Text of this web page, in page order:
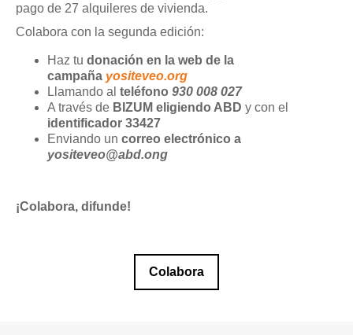
pago de 27 alquileres de vivienda.
Colabora con la segunda edición:
Haz tu donación en la web de la
campaña yositeveo.org
Llamando al teléfono 930 008 027
A través de BIZUM eligiendo ABD y con el
identificador 33427
Enviando un correo electrónico a
yositeveo@abd.ong
¡Colabora, difunde!
Colabora